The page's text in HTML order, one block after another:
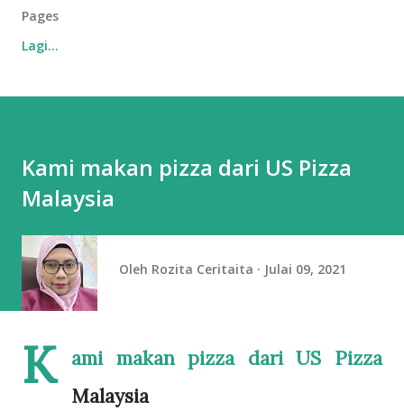
Pages
Lagi…
Kami makan pizza dari US Pizza
Malaysia
Oleh Rozita Ceritaita Julai 09, 2021
K
ami makan pizza dari US Pizza
Malaysia